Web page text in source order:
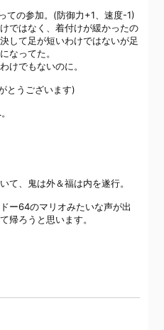
ての参加。(防御力+1、速度-1)
ではなく、着付けが緩かったの
して足が短いわけではないが足
なってた。
けでもないのに。
とうございます)
て、鬼は外＆福は内を遂行。
ー64のマリオみたいな声が出
帰ろうと思います。